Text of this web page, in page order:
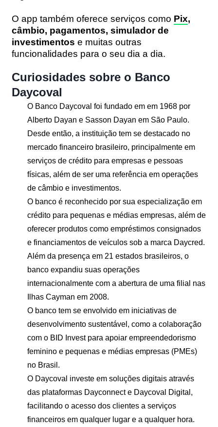
O app também oferece serviços como Pix,
câmbio, pagamentos, simulador de
investimentos e muitas outras
funcionalidades para o seu dia a dia.
Curiosidades sobre o Banco
Daycoval
O Banco Daycoval foi fundado em em 1968 por
Alberto Dayan e Sasson Dayan em São Paulo.
Desde então, a instituição tem se destacado no
mercado financeiro brasileiro, principalmente em
serviços de crédito para empresas e pessoas
físicas, além de ser uma referência em operações
de câmbio e investimentos​.
O banco é reconhecido por sua especialização em
crédito para pequenas e médias empresas, além de
oferecer produtos como empréstimos consignados
e financiamentos de veículos sob a marca Daycred.
Além da presença em 21 estados brasileiros, o
banco expandiu suas operações
internacionalmente com a abertura de uma filial nas
Ilhas Cayman em 2008​.
O banco tem se envolvido em iniciativas de
desenvolvimento sustentável, como a colaboração
com o BID Invest para apoiar empreendedorismo
feminino e pequenas e médias empresas (PMEs)
no Brasil.
O Daycoval investe em soluções digitais através
das plataformas Dayconnect e Daycoval Digital,
facilitando o acesso dos clientes a serviços
financeiros em qualquer lugar e a qualquer hora​.